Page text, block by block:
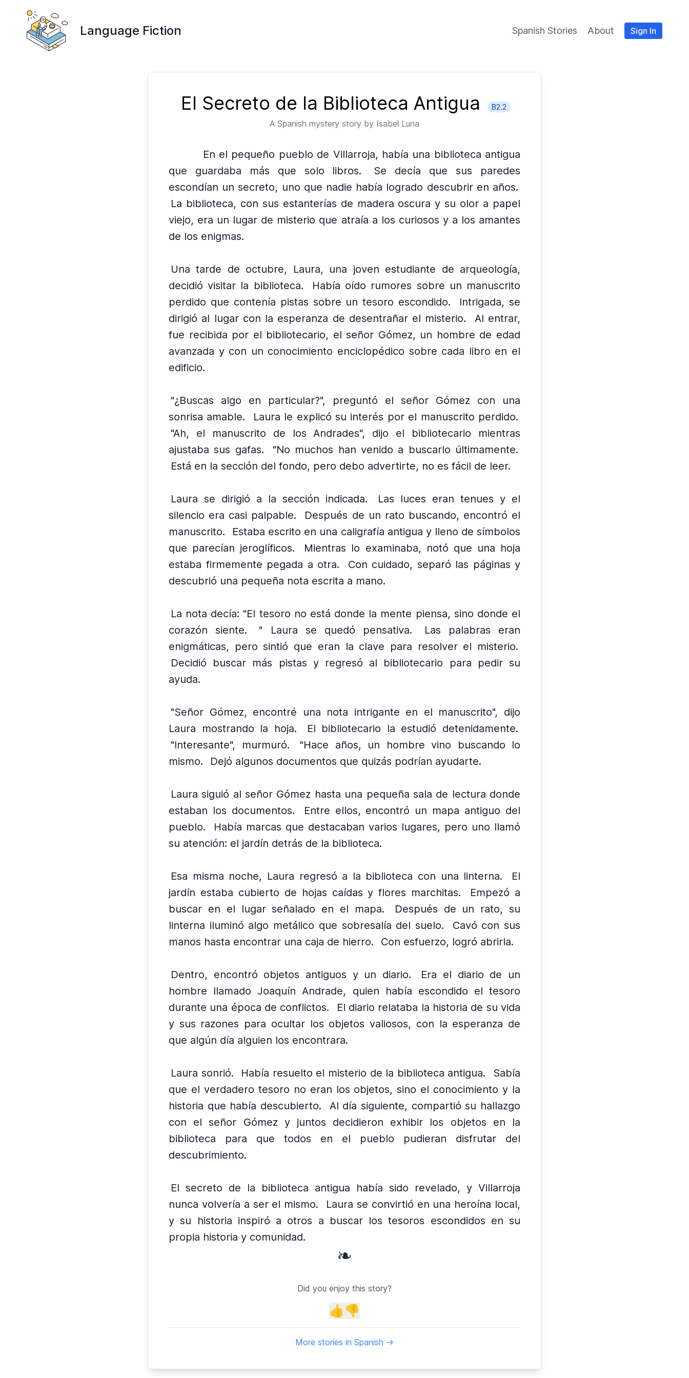
Language Fiction Spanish Stories About Sign In
El Secreto de la Biblioteca Antigua B2.2
A Spanish mystery story by Isabel Luna
En el pequeño pueblo de Villarroja, había una biblioteca antigua
que guardaba más que solo libros.
Se decía que sus paredes
escondían un secreto, uno que nadie había logrado descubrir en años.
La biblioteca, con sus estanterías de madera oscura y su olor a papel
viejo, era un lugar de misterio que atraía a los curiosos y a los amantes
de los enigmas.
Una tarde de octubre, Laura, una joven estudiante de arqueología,
decidió visitar la biblioteca.
Había oído rumores sobre un manuscrito
perdido que contenía pistas sobre un tesoro escondido.
Intrigada, se
dirigió al lugar con la esperanza de desentrañar el misterio.
Al entrar,
fue recibida por el bibliotecario, el señor Gómez, un hombre de edad
avanzada y con un conocimiento enciclopédico sobre cada libro en el
edificio.
"¿Buscas algo en particular?", preguntó el señor Gómez con una
sonrisa amable.
Laura le explicó su interés por el manuscrito perdido.
"Ah, el manuscrito de los Andrades", dijo el bibliotecario mientras
ajustaba sus gafas.
"No muchos han venido a buscarlo últimamente.
Está en la sección del fondo, pero debo advertirte, no es fácil de leer.
Laura se dirigió a la sección indicada.
Las luces eran tenues y el
silencio era casi palpable.
Después de un rato buscando, encontró el
manuscrito.
Estaba escrito en una caligrafía antigua y lleno de símbolos
que parecían jeroglíficos.
Mientras lo examinaba, notó que una hoja
estaba firmemente pegada a otra.
Con cuidado, separó las páginas y
descubrió una pequeña nota escrita a mano.
La nota decía: "El tesoro no está donde la mente piensa, sino donde el
corazón siente.
" Laura se quedó pensativa.
Las palabras eran
enigmáticas, pero sintió que eran la clave para resolver el misterio.
Decidió buscar más pistas y regresó al bibliotecario para pedir su
ayuda.
"Señor Gómez, encontré una nota intrigante en el manuscrito", dijo
Laura mostrando la hoja.
El bibliotecario la estudió detenidamente.
"Interesante", murmuró.
"Hace años, un hombre vino buscando lo
mismo.
Dejó algunos documentos que quizás podrían ayudarte.
Laura siguió al señor Gómez hasta una pequeña sala de lectura donde
estaban los documentos.
Entre ellos, encontró un mapa antiguo del
pueblo.
Había marcas que destacaban varios lugares, pero uno llamó
su atención: el jardín detrás de la biblioteca.
Esa misma noche, Laura regresó a la biblioteca con una linterna.
El
jardín estaba cubierto de hojas caídas y flores marchitas.
Empezó a
buscar en el lugar señalado en el mapa.
Después de un rato, su
linterna iluminó algo metálico que sobresalía del suelo.
Cavó con sus
manos hasta encontrar una caja de hierro.
Con esfuerzo, logró abrirla.
Dentro, encontró objetos antiguos y un diario.
Era el diario de un
hombre llamado Joaquín Andrade, quien había escondido el tesoro
durante una época de conflictos.
El diario relataba la historia de su vida
y sus razones para ocultar los objetos valiosos, con la esperanza de
que algún día alguien los encontrara.
Laura sonrió. Había resuelto el misterio de la biblioteca antigua.
Sabía
que el verdadero tesoro no eran los objetos, sino el conocimiento y la
historia que había descubierto.
Al día siguiente, compartió su hallazgo
con el señor Gómez y juntos decidieron exhibir los objetos en la
biblioteca para que todos en el pueblo pudieran disfrutar del
descubrimiento.
El secreto de la biblioteca antigua había sido revelado, y Villarroja
nunca volvería a ser el mismo.
Laura se convirtió en una heroína local,
y su historia inspiró a otros a buscar los tesoros escondidos en su
propia historia y comunidad.
❧
Did you enjoy this story?
👍👎
More stories in Spanish →